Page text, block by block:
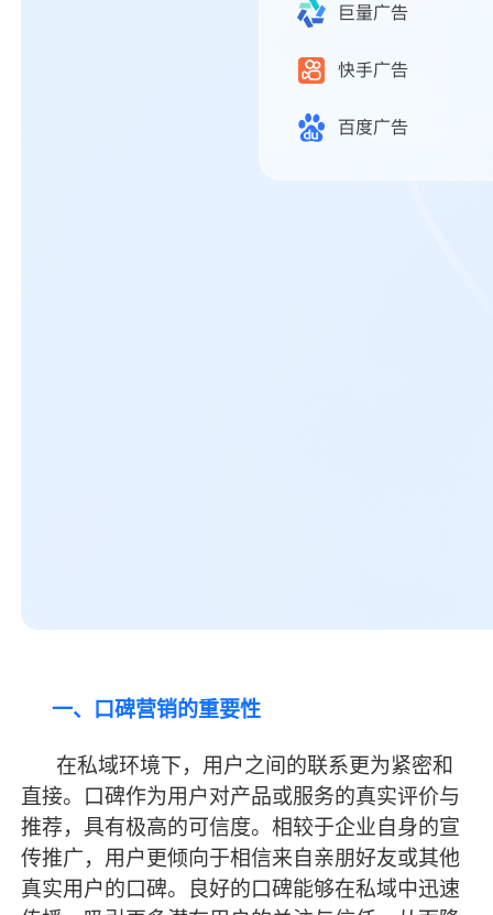
一、口碑营销的重要性
在私域环境下，用户之间的联系更为紧密和
直接。口碑作为用户对产品或服务的真实评价与
推荐，具有极高的可信度。相较于企业自身的宣
传推广，用户更倾向于相信来自亲朋好友或其他
真实用户的口碑。良好的口碑能够在私域中迅速